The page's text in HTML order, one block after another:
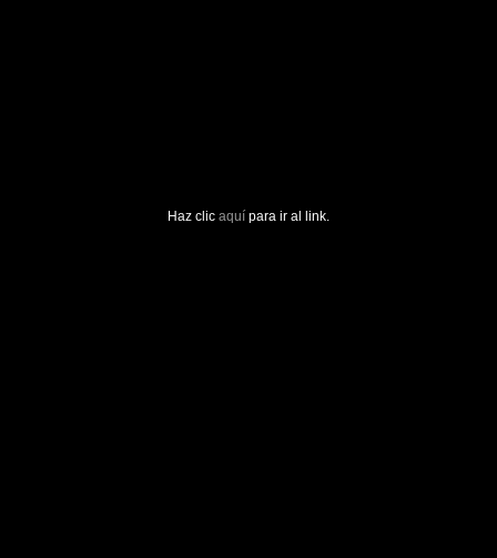
Haz clic aquí para ir al link.